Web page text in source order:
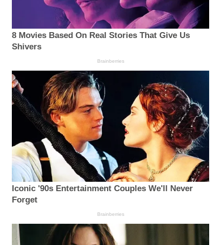
8 Movies Based On Real Stories That Give Us
Shivers
Brainberries
Iconic '90s Entertainment Couples We'll Never
Forget
Brainberries